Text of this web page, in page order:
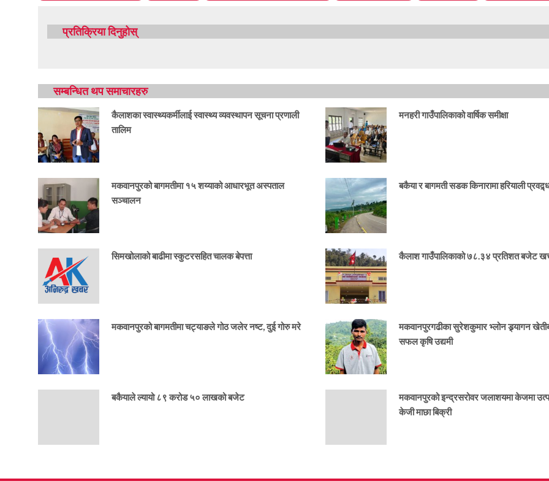
प्रतिक्रिया दिनुहोस्
सम्बन्धित थप समाचारहरु
कैलाशका स्वास्थ्यकर्मीलाई स्वास्थ्य व्यवस्थापन सूचना प्रणाली
तालिम
मनहरी गाउँपालिकाको वार्षिक समीक्षा
मकवानपुरको बागमतीमा १५ शय्याको आधारभूत अस्पताल
सञ्चालन
बकैया र बागमती सडक किनारामा हरियाली
सिमखोलाको बाढीमा स्कुटरसहित चालक बेपत्ता कैलाश गाउँपालिकाको ७८.३४ प्रतिशत बजेट
मकवानपुरको बागमतीमा चट्याङले गोठ जलेर नष्ट, दुई गोरु मरे
मकवानपुरगढीका सुरेशकुमार भ्लोन ड्र्यागन
सफल कृषि उद्यमी
बकैयाले ल्यायो ८९ करोड ५० लाखको बजेट
मकवानपुरको इन्द्रसरोवर जलाशयमा केजमा
केजी माछा बिक्री